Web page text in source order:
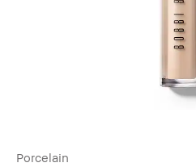
Porcelain